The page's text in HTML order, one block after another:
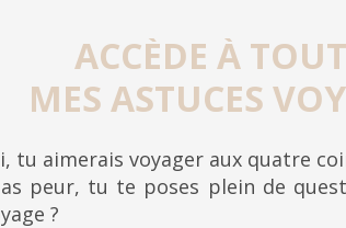
ACCÈDE À
MES ASTUCES
tu aimerais voyager aux quatre
peur, tu te poses plein de
?